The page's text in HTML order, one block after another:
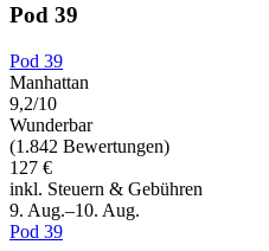
Pod 39
Pod 39
Manhattan
9,2/10
Wunderbar
(1.842 Bewertungen)
127 €
inkl. Steuern & Gebühren
9. Aug.–10. Aug.
Pod 39